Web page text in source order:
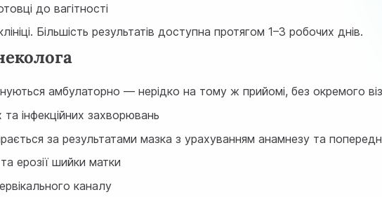
до вагітності
Більшість результатів доступна протягом 1–3 робочих днів.
амбулаторно — нерідко на тому ж прийомі, без окремого
інфекційних захворювань
за результатами мазка з урахуванням анамнезу та
ерозії шийки матки
каналу